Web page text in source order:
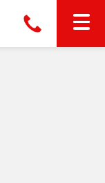
17:30）
17:30）